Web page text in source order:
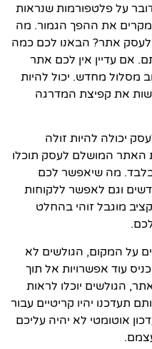
על פלטפורמות שנראות
מקרים את ההפך הגמור. מה
לעסק אתר? הבאנו לכם כמה
אם עדיין אין לכם אתר
מסלול מחדש. יכול להיות
את קפיצת המדרגה
יכולה להיות זולה
האתר המושלם לעסק תוכלו
מה שיאפשר לכם
וגם לאפשר ללקוחות
מוגבל זוהי בהחלט
על המקום, הגולשים לא
עוד אפשרויות אל תוך
הגולשים יוכלו לראות
תעדכנו יהיו קריטיים עבור
אוטומטי לא יהיה עליכם